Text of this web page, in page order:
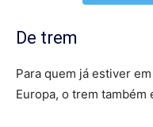
De trem
Para quem já estiver
Europa, o trem também